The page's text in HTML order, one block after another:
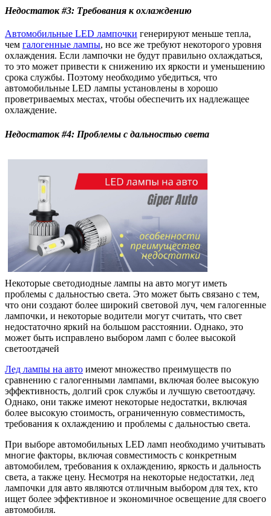
Недостаток #3: Требования к охлаждению
Автомобильные LED лампочки генерируют меньше тепла,
чем галогенные лампы, но все же требуют некоторого уровня
охлаждения. Если лампочки не будут правильно охлаждаться,
то это может привести к снижению их яркости и уменьшению
срока службы. Поэтому необходимо убедиться, что
автомобильные LED лампы установлены в хорошо
проветриваемых местах, чтобы обеспечить их надлежащее
охлаждение.
Недостаток #4: Проблемы с дальностью света
Некоторые светодиодные лампы на авто могут иметь
проблемы с дальностью света. Это может быть связано с тем,
что они создают более широкий световой луч, чем галогенные
лампочки, и некоторые водители могут считать, что свет
недостаточно яркий на большом расстоянии. Однако, это
может быть исправлено выбором ламп с более высокой
светоотдачей
Лед лампы на авто имеют множество преимуществ по
сравнению с галогенными лампами, включая более высокую
эффективность, долгий срок службы и лучшую светоотдачу.
Однако, они также имеют некоторые недостатки, включая
более высокую стоимость, ограниченную совместимость,
требования к охлаждению и проблемы с дальностью света.
При выборе автомобильных LED ламп необходимо учитывать
многие факторы, включая совместимость с конкретным
автомобилем, требования к охлаждению, яркость и дальность
света, а также цену. Несмотря на некоторые недостатки, лед
лампочки для авто являются отличным выбором для тех, кто
ищет более эффективное и экономичное освещение для своего
автомобиля.